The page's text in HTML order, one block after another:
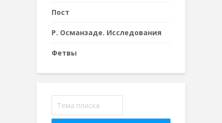
Пост
Р. Османзаде. Исследования
Фетвы